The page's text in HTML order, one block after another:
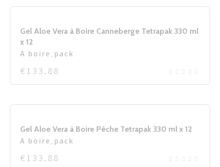
Gel Aloe Vera à Boire Canneberge Tetrapak 330 ml
x 12
A boire pack
€ 133.88
Gel Aloe Vera à Boire Pêche Tetrapak 330 ml x 12
A boire pack
€ 133.88